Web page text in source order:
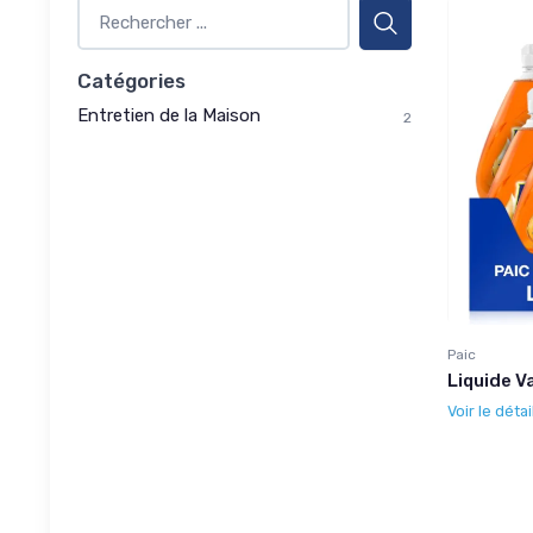
Catégories
Entretien de la Maison 2
Paic
Liquide
Voir le détail